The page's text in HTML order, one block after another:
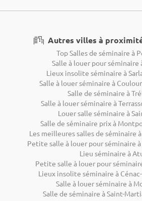
Autres villes à
Top Salles de séminaire à
Salle à louer pour séminaire
Lieux insolite séminaire à
Salle à louer séminaire à
Salle de séminaire à
Salle à louer séminaire à
Louer salle séminaire à
Salle de séminaire prix à
Les meilleures salles de séminaire
Petite salle à louer pour séminaire
Lieu séminaire à
Petite salle à louer pour
Lieux insolite séminaire à
Salle à louer séminaire à
Salle de séminaire à Saint-